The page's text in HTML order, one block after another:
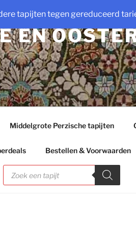
tapijten tegen gereduceerd
EN
Middelgrote Perzische tapijten
Bestellen & Voorwaarden
Producten
zoeken